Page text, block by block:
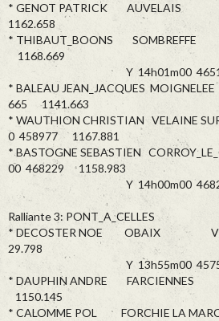
* GENOT PATRICK AUVELAIS
1162.658
* THIBAUT_BOONS
1168.669
Y 14h01m00 465130
* BALEAU JEAN_JACQUES
665 1141.663
* WAUTHION CHRISTIAN VELAINE
0 458977 1167.881
* BASTOGNE SEBASTIEN
00 468229 1158.983
Y 14h00m00 468229
Ralliante 3:
* DECOSTER NOE OBAIX V
29.798
Y 13h55m00 457568
* DAUPHIN ANDRE
1150.145
* CALOMME POL FORCHIE LA